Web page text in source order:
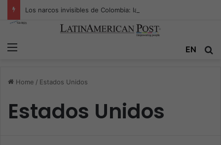
EN
Home / Estados Unidos
Estados Unidos